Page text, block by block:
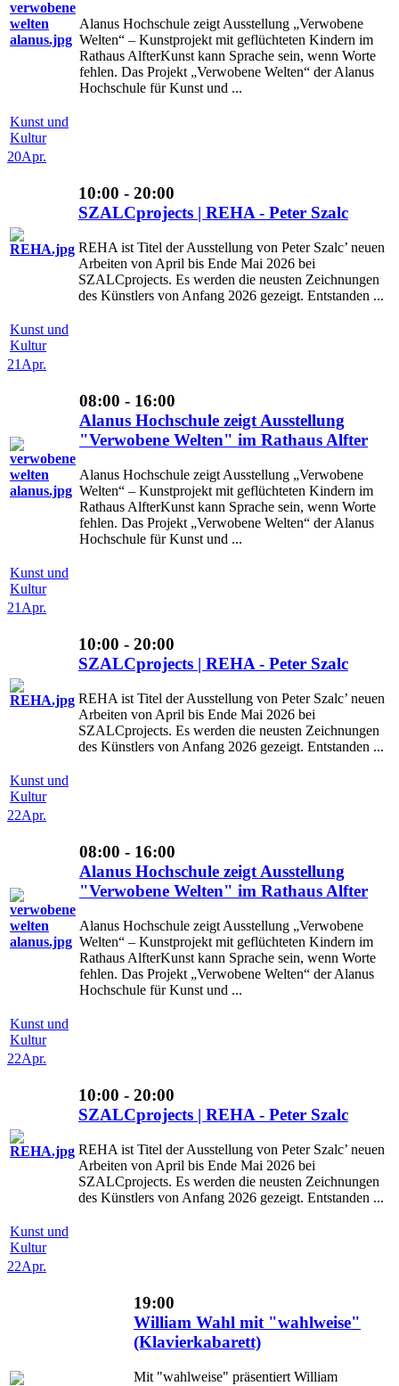
Alanus Hochschule zeigt Ausstellung „Verwobene
Welten“ – Kunstprojekt mit geflüchteten Kindern im
Rathaus AlfterKunst kann Sprache sein, wenn Worte
fehlen. Das Projekt „Verwobene Welten“ der Alanus
Hochschule für Kunst und ...
Kunst und
Kultur
20Apr.
10:00 - 20:00
SZALCprojects | REHA - Peter Szalc
REHA ist Titel der Ausstellung von Peter Szalc’ neuen
Arbeiten von April bis Ende Mai 2026 bei
SZALCprojects. Es werden die neusten Zeichnungen
des Künstlers von Anfang 2026 gezeigt. Entstanden ...
Kunst und
Kultur
21 Apr.
08:00 - 16:00
Alanus Hochschule zeigt Ausstellung
"Verwobene Welten" im Rathaus Alfter
Alanus Hochschule zeigt Ausstellung „Verwobene
Welten“ – Kunstprojekt mit geflüchteten Kindern im
Rathaus AlfterKunst kann Sprache sein, wenn Worte
fehlen. Das Projekt „Verwobene Welten“ der Alanus
Hochschule für Kunst und ...
Kunst und
Kultur
21 Apr.
10:00 - 20:00
SZALCprojects | REHA - Peter Szalc
REHA ist Titel der Ausstellung von Peter Szalc’ neuen
Arbeiten von April bis Ende Mai 2026 bei
SZALCprojects. Es werden die neusten Zeichnungen
des Künstlers von Anfang 2026 gezeigt. Entstanden ...
Kunst und
Kultur
22Apr.
08:00 - 16:00
Alanus Hochschule zeigt Ausstellung
"Verwobene Welten" im Rathaus Alfter
Alanus Hochschule zeigt Ausstellung „Verwobene
Welten“ – Kunstprojekt mit geflüchteten Kindern im
Rathaus AlfterKunst kann Sprache sein, wenn Worte
fehlen. Das Projekt „Verwobene Welten“ der Alanus
Hochschule für Kunst und ...
Kunst und
Kultur
22Apr.
10:00 - 20:00
SZALCprojects | REHA - Peter Szalc
REHA ist Titel der Ausstellung von Peter Szalc’ neuen
Arbeiten von April bis Ende Mai 2026 bei
SZALCprojects. Es werden die neusten Zeichnungen
des Künstlers von Anfang 2026 gezeigt. Entstanden ...
Kunst und
Kultur
22Apr.
19:00
William Wahl mit "wahlweise"
(Klavierkabarett)
Mit "wahlweise" präsentiert William